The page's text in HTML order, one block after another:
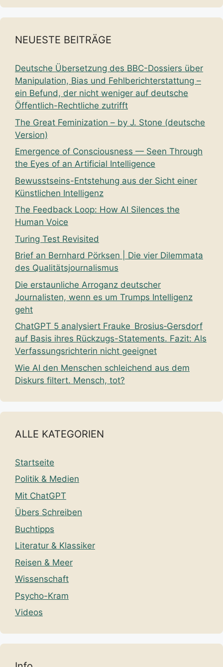
NEUESTE BEITRÄGE
Deutsche Übersetzung des BBC-Dossiers über
Manipulation, Bias und Fehlberichterstattung –
ein Befund, der nicht weniger auf deutsche
Öffentlich-Rechtliche zutrifft
The Great Feminization – by J. Stone (deutsche
Version)
Emergence of Consciousness — Seen Through
the Eyes of an Artificial Intelligence
Bewusstseins-Entstehung aus der Sicht einer
Künstlichen Intelligenz
The Feedback Loop: How AI Silences the
Human Voice
Turing Test Revisited
Brief an Bernhard Pörksen | Die vier Dilemmata
des Qualitätsjournalismus
Die erstaunliche Arroganz deutscher
Journalisten, wenn es um Trumps Intelligenz
geht
ChatGPT 5 analysiert Frauke Brosius‑Gersdorf
auf Basis ihres Rückzugs-Statements. Fazit: Als
Verfassungsrichterin nicht geeignet
Wie AI den Menschen schleichend aus dem
Diskurs filtert. Mensch, tot?
ALLE KATEGORIEN
Startseite
Politik & Medien
Mit ChatGPT
Übers Schreiben
Buchtipps
Literatur & Klassiker
Reisen & Meer
Wissenschaft
Psycho-Kram
Videos